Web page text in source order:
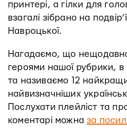
принтері, а гілки для
взагалі зібрано на
Навроцької.
Нагадаємо, що
героями нашої рубрики, в
та називаємо 12
найвизначніших
Послухати плейліст та
коментарі можна за